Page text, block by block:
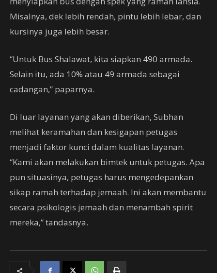
Misalnya, dek lebih rendah, pintu lebih lebar, dan
kursinya juga lebih besar.
“Untuk Bus Shalawat, kita siapkan 490 armada.
Selain itu, ada 10% atau 49 armada sebagai
cadangan,” paparnya.
Di luar layanan yang akan diberikan, Subhan
melihat keramahan dan kesigapan petugas
menjadi faktor kunci dalam kualitas layanan.
“Kami akan melakukan bimtek untuk petugas. Apa
pun situasinya, petugas harus mengedepankan
sikap ramah terhadap jemaah. Ini akan membantu
secara psikologis jemaah dan menambah spirit
mereka,” tandasnya.